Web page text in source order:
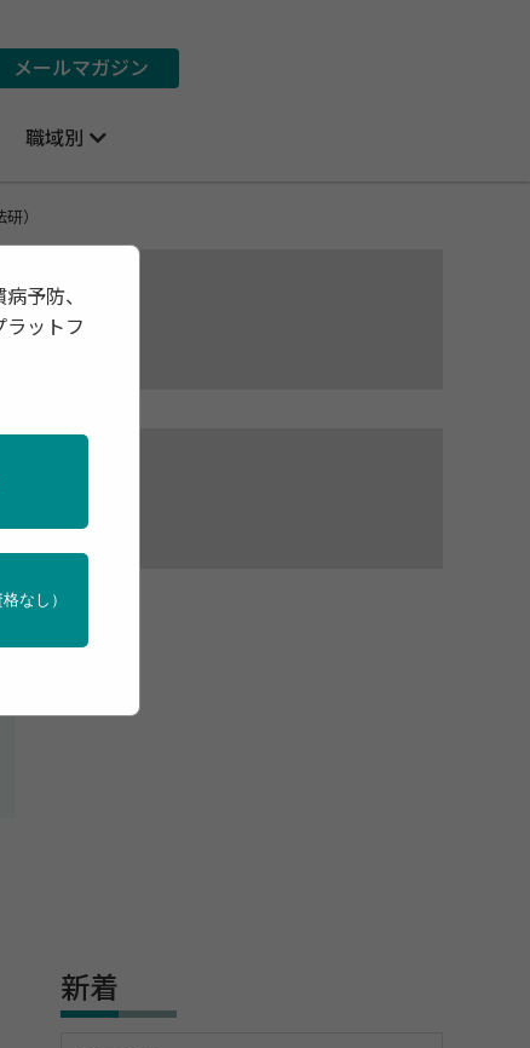
職域別
メールマガジン
）
新着
予防、
ラットフ
なし）